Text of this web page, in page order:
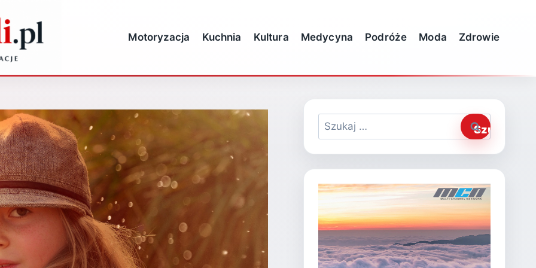
Motoryzacja Kuchnia Kultura Medycyna Podróże Moda Zdrowie
Szukaj: